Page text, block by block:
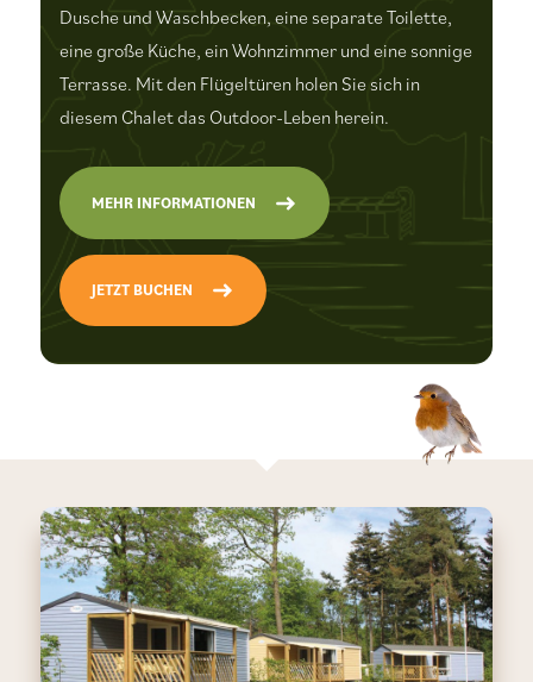
Dusche und Waschbecken, eine separate Toilette,
eine große Küche, ein Wohnzimmer und eine sonnige
Terrasse. Mit den Flügeltüren holen Sie sich in
diesem Chalet das Outdoor-Leben herein.
MEHR INFORMATIONEN
JETZT BUCHEN